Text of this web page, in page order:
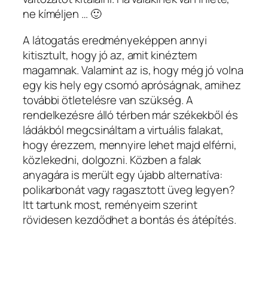
ne kíméljen … 🙂
A látogatás eredményeképpen annyi
kitisztult, hogy jó az, amit kinéztem
magamnak. Valamint az is, hogy még jó volna
egy kis hely egy csomó apróságnak, amihez
további ötletelésre van szükség. A
rendelkezésre álló térben már székekből és
ládákból megcsináltam a virtuális falakat,
hogy érezzem, mennyire lehet majd elférni,
közlekedni, dolgozni. Közben a falak
anyagára is merült egy újabb alternatíva:
polikarbonát vagy ragasztott üveg legyen?
Itt tartunk most, reményeim szerint
rövidesen kezdődhet a bontás és átépítés.